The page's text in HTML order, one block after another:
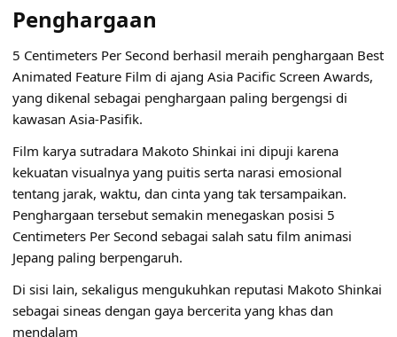
Penghargaan
5 Centimeters Per Second berhasil meraih penghargaan Best
Animated Feature Film di ajang Asia Pacific Screen Awards,
yang dikenal sebagai penghargaan paling bergengsi di
kawasan Asia-Pasifik.
Film karya sutradara Makoto Shinkai ini dipuji karena
kekuatan visualnya yang puitis serta narasi emosional
tentang jarak, waktu, dan cinta yang tak tersampaikan.
Penghargaan tersebut semakin menegaskan posisi 5
Centimeters Per Second sebagai salah satu film animasi
Jepang paling berpengaruh.
Di sisi lain, sekaligus mengukuhkan reputasi Makoto Shinkai
sebagai sineas dengan gaya bercerita yang khas dan
mendalam